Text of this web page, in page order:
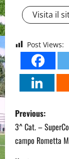
Visita il
Post Views:
P
o
s
Previous:
3^ Cat. –
campo Rometta